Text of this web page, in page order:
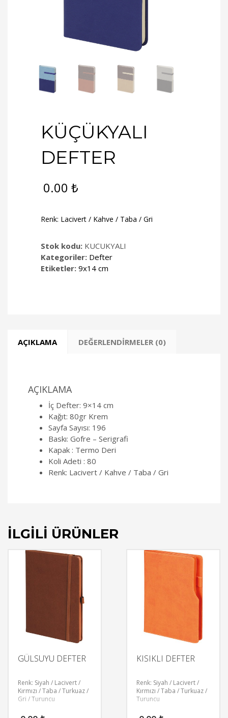
KÜÇÜKYALI
DEFTER
0.00 ₺
Renk: Lacivert / Kahve / Taba / Gri
Stok kodu: KUCUKYALI
Kategoriler: Defter
Etiketler: 9x14 cm
AÇIKLAMA DEĞERLENDIRMELER (0)
AÇIKLAMA
İç Defter: 9×14 cm
Kağıt: 80gr Krem
Sayfa Sayısı: 196
Baskı: Gofre – Serigrafi
Kapak : Termo Deri
Koli Adeti : 80
Renk: Lacivert / Kahve / Taba / Gri
İLGILI ÜRÜNLER
GÜLSUYU DEFTER
Renk: Siyah / Lacivert /
Kırmızı / Taba / Turkuaz /
Gri / Turuncu
KISIKLI DEFTER
Renk: Siyah / Lacivert /
Kırmızı / Taba / Turkuaz /
Turuncu